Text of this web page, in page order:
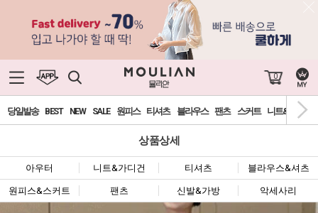
0
당일발송 BEST NEW SALE 원피스 티셔츠 블라우스 팬츠 스커트 니트&가디건
상품상세
아우터 니트&가디건 티셔츠 블라우스&셔츠
원피스&스커트 팬츠 신발&가방 악세사리